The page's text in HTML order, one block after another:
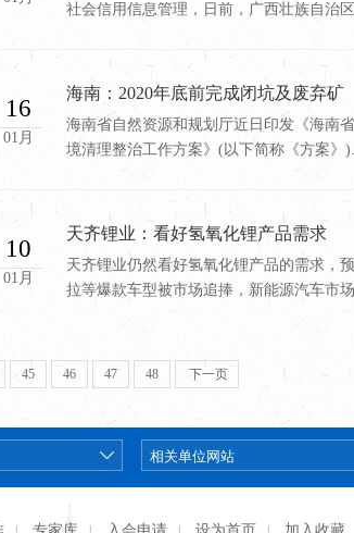
社会信用信息管理，日前，广西壮族自治
16
01月
海南：2020年底前完成闭坑及废弃矿
海南省自然资源和规划厅近日印发《海南
境清理整治工作方案》(以下简称《方案》
10
01月
天齐锂业：看好氢氧化锂产品需求
天齐锂业仍然看好氢氧化锂产品的需求，
拉等爆款车型被市场追捧，新能源汽车市
45 46 47 48 下一页